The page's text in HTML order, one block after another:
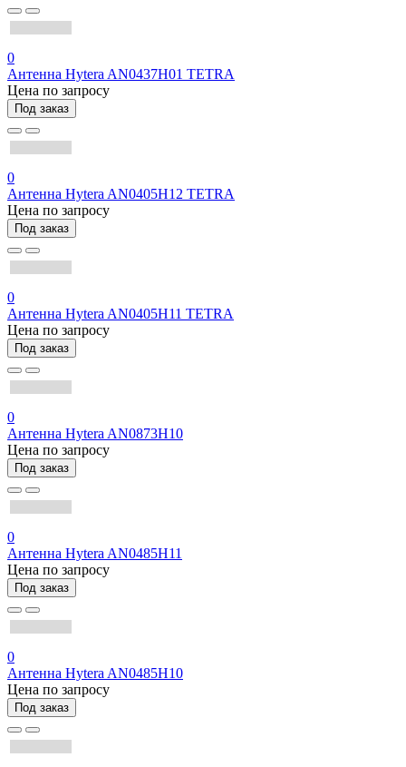
0
Антенна Hytera AN0437H01 TETRA
Цена по запросу
Под заказ
0
Антенна Hytera AN0405H12 TETRA
Цена по запросу
Под заказ
0
Антенна Hytera AN0405H11 TETRA
Цена по запросу
Под заказ
0
Антенна Hytera AN0873H10
Цена по запросу
Под заказ
0
Антенна Hytera AN0485H11
Цена по запросу
Под заказ
0
Антенна Hytera AN0485H10
Цена по запросу
Под заказ